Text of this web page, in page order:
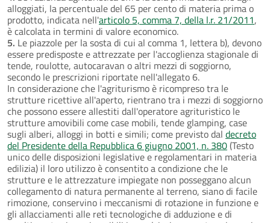
alloggiati, la percentuale del 65 per cento di materia prima o
prodotto, indicata nell'articolo 5, comma 7, della l.r. 21/2011,
è calcolata in termini di valore economico.
5. Le piazzole per la sosta di cui al comma 1, lettera b), devono
essere predisposte e attrezzate per l'accoglienza stagionale di
tende, roulotte, autocaravan o altri mezzi di soggiorno,
secondo le prescrizioni riportate nell'allegato 6.
In considerazione che l'agriturismo è ricompreso tra le
strutture ricettive all'aperto, rientrano tra i mezzi di soggiorno
che possono essere allestiti dall'operatore agrituristico le
strutture amovibili come case mobili, tende glamping, case
sugli alberi, alloggi in botti e simili; come previsto dal decreto
del Presidente della Repubblica 6 giugno 2001, n. 380(Testo
unico delle disposizioni legislative e regolamentari in materia
edilizia) il loro utilizzo è consentito a condizione che le
strutture e le attrezzature impiegate non posseggano alcun
collegamento di natura permanente al terreno, siano di facile
rimozione, conservino i meccanismi di rotazione in funzione e
gli allacciamenti alle reti tecnologiche di adduzione e di